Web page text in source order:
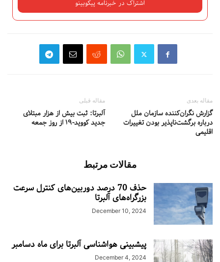
مقاله قبلی
آلبرتا: ثبت بیش از هزار مبتلای
جدید کووید-۱۹ از روز جمعه
مقاله بعدی
گزارش نگران‌کننده سازمان ملل
درباره برگشت‌ناپذیر بودن تغییرات
اقلیمی
مقالات مرتبط
حذف 70 درصد دوربین‌های کنترل سرعت
بزرگراه‌های آلبرتا
December 10, 2024
پیشبینی هواشناسی آلبرتا برای ماه دسامبر
December 4, 2024